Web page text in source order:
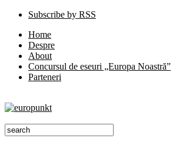
Subscribe by RSS
Home
Despre
About
Concursul de eseuri „Europa Noastră”
Parteneri